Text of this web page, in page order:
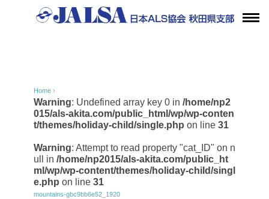
Home ›
Warning: Undefined array key 0 in /home/np2
015/als-akita.com/public_html/wp/wp-conten
t/themes/holiday-child/single.php on line 31
Warning: Attempt to read property "cat_ID" on n
ull in /home/np2015/als-akita.com/public_ht
ml/wp/wp-content/themes/holiday-child/singl
e.php on line 31
mountains-gbc9bb6e52_1920